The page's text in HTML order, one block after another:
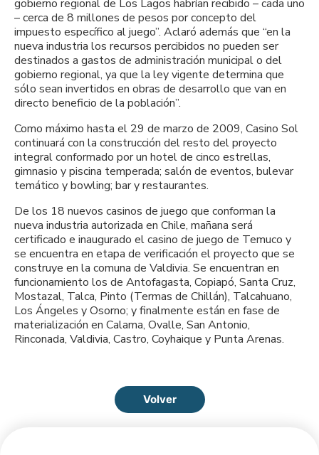
gobierno regional de Los Lagos habrían recibido – cada uno
– cerca de 8 millones de pesos por concepto del
impuesto específico al juego”. Aclaró además que “en la
nueva industria los recursos percibidos no pueden ser
destinados a gastos de administración municipal o del
gobierno regional, ya que la ley vigente determina que
sólo sean invertidos en obras de desarrollo que van en
directo beneficio de la población”.
Como máximo hasta el 29 de marzo de 2009, Casino Sol
continuará con la construcción del resto del proyecto
integral conformado por un hotel de cinco estrellas,
gimnasio y piscina temperada; salón de eventos, bulevar
temático y bowling; bar y restaurantes.
De los 18 nuevos casinos de juego que conforman la
nueva industria autorizada en Chile, mañana será
certificado e inaugurado el casino de juego de Temuco y
se encuentra en etapa de verificación el proyecto que se
construye en la comuna de Valdivia. Se encuentran en
funcionamiento los de Antofagasta, Copiapó, Santa Cruz,
Mostazal, Talca, Pinto (Termas de Chillán), Talcahuano,
Los Ángeles y Osorno; y finalmente están en fase de
materialización en Calama, Ovalle, San Antonio,
Rinconada, Valdivia, Castro, Coyhaique y Punta Arenas.
Volver